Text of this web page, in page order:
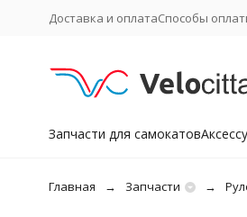
Доставка и оплатаСпособы
Запчасти для самокатов
Главная Запчасти